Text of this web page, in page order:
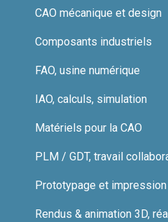
CAO mécanique et design
Composants industriels
FAO, usine numérique
IAO, calculs, simulation
Matériels pour la CAO
PLM / GDT, travail
Prototypage et impression
Rendus & animation 3D,